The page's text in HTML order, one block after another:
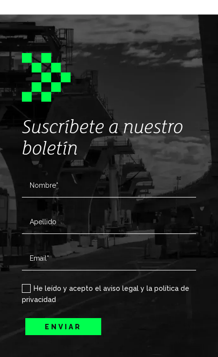
Suscríbete a nuestro
boletín
He leído y acepto el aviso legal y la política de
privacidad
ENVIAR